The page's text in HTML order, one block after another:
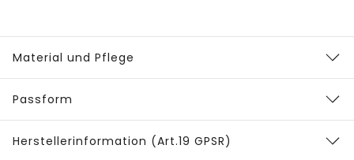
Material und Pflege
Passform
Herstellerinformation (Art.19 GPSR)